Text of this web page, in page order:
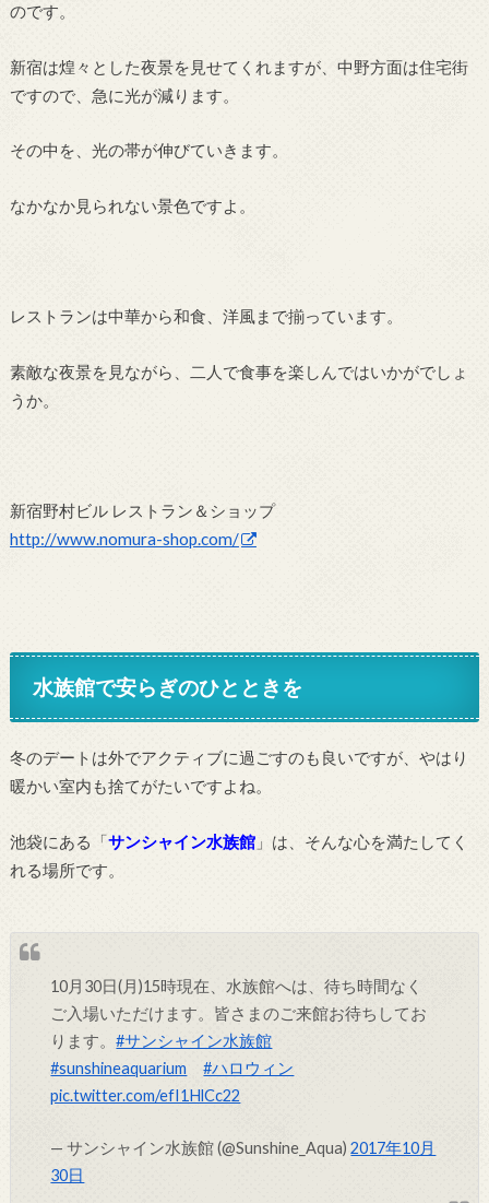
のです。
新宿は煌々とした夜景を見せてくれますが、中野方面は住宅街
ですので、急に光が減ります。
その中を、光の帯が伸びていきます。
なかなか見られない景色ですよ。
レストランは中華から和食、洋風まで揃っています。
素敵な夜景を見ながら、二人で食事を楽しんではいかがでしょ
うか。
新宿野村ビル レストラン＆ショップ
http://www.nomura-shop.com/
水族館で安らぎのひとときを
冬のデートは外でアクティブに過ごすのも良いですが、やはり
暖かい室内も捨てがたいですよね。
池袋にある「サンシャイン水族館」は、そんな心を満たしてく
れる場所です。
10月30日(月)15時現在、水族館へは、待ち時間なく
ご入場いただけます。皆さまのご来館お待ちしてお
ります。#サンシャイン水族館
#sunshineaquarium
#ハロウィン
pic.twitter.com/efI1HlCc22
— サンシャイン水族館 (@Sunshine_Aqua)2017年10月
30日